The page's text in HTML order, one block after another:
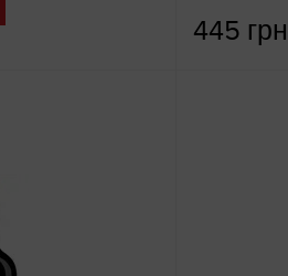
445 грн